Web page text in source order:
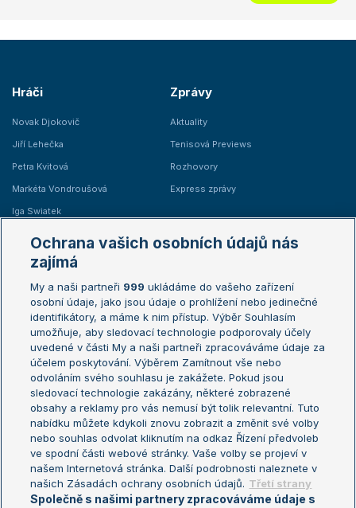
Hráči
Novak Djokovič
Jiří Lehečka
Petra Kvitová
Markéta Vondroušová
Iga Swiatek
Zprávy
Aktuality
Tenisová Previews
Rozhovory
Express zprávy
Žebříčky
Žebříček ATP (muži)
Žebříček WTA (ženy)
Sázkařský žebříček
Australian Open
French Open
Wimbledon
US Open
Turnaj mistrů
Turnaj mistryň
Aktualní trendy
Fotbalové přestupy
Livesport Daily
LS Prague Open
Ochrana vašich osobních údajů nás
zajímá
My a naši partneři 999 ukládáme do vašeho zařízení
osobní údaje, jako jsou údaje o prohlížení nebo jedinečné
identifikátory, a máme k nim přístup. Výběr Souhlasím
umožňuje, aby sledovací technologie podporovaly účely
uvedené v části My a naši partneři zpracováváme údaje za
účelem poskytování. Výběrem Zamítnout vše nebo
odvoláním svého souhlasu je zakážete. Pokud jsou
sledovací technologie zakázány, některé zobrazené
obsahy a reklamy pro vás nemusí být tolik relevantní. Tuto
nabídku můžete kdykoli znovu zobrazit a změnit své volby
nebo souhlas odvolat kliknutím na odkaz Řízení předvoleb
ve spodní části webové stránky. Vaše volby se projeví v
našem Internetová stránka. Další podrobnosti naleznete v
našich Zásadách ochrany osobních údajů. Třetí strany
Společně s našimi partnery zpracováváme údaje s